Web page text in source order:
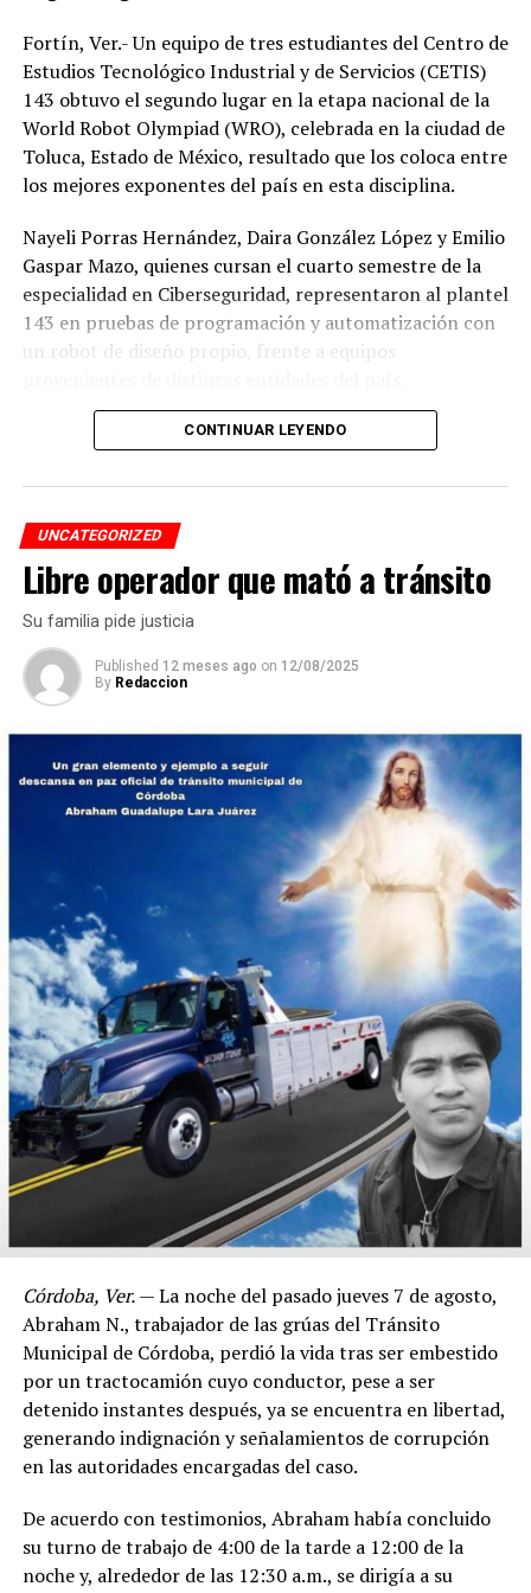
Fortín, Ver.- Un equipo de tres estudiantes del Centro de
Estudios Tecnológico Industrial y de Servicios (CETIS)
143 obtuvo el segundo lugar en la etapa nacional de la
World Robot Olympiad (WRO), celebrada en la ciudad de
Toluca, Estado de México, resultado que los coloca entre
los mejores exponentes del país en esta disciplina.
Nayeli Porras Hernández, Daira González López y Emilio
Gaspar Mazo, quienes cursan el cuarto semestre de la
especialidad en Ciberseguridad, representaron al plantel
143 en pruebas de programación y automatización con
un robot de diseño propio, frente a equipos
El desempeño mostrado por los jóvenes les permitió
tendrá lugar los días 5 y 6 de septiembre en Cancún,
Quintana Roo.
De obtener resultados favorables en esa etapa, el equipo
tendría la posibilidad de representar a México en la final
internacional de la WRO, que se efectuará en Costa Rica.
CONTINUAR LEYENDO
UNCATEGORIZED
Libre operador que mató a tránsito
Su familia pide justicia
Published 12 meses ago on 12/08/2025
By Redaccion
Córdoba, Ver.— La noche del pasado jueves 7 de agosto,
Abraham N., trabajador de las grúas del Tránsito
Municipal de Córdoba, perdió la vida tras ser embestido
por un tractocamión cuyo conductor, pese a ser
detenido instantes después, ya se encuentra en libertad,
generando indignación y señalamientos de corrupción
en las autoridades encargadas del caso.
De acuerdo con testimonios, Abraham había concluido
su turno de trabajo de 4:00 de la tarde a 12:00 de la
noche y, alrededor de las 12:30 a.m., se dirigía a su